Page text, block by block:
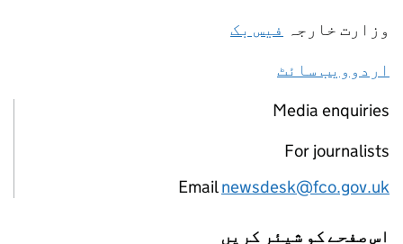
وزارت خارجہ فیس بک
اردوویب سائٹ
Media enquiries
For journalists
Emailnewsdesk@fco.gov.uk
اس صفحے کو شیئر کریں